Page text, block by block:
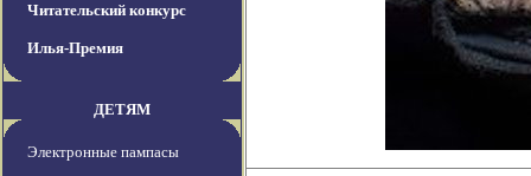
Читательский конкурс
Илья-Премия
ДЕТЯМ
Электронные пампасы